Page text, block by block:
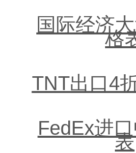
国际经济
格
TNT出口4
FedEx进
表